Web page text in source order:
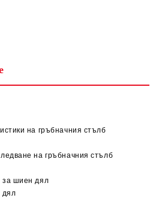
на гръбначния стълб
на гръбначния стълб
за шиен дял
дял